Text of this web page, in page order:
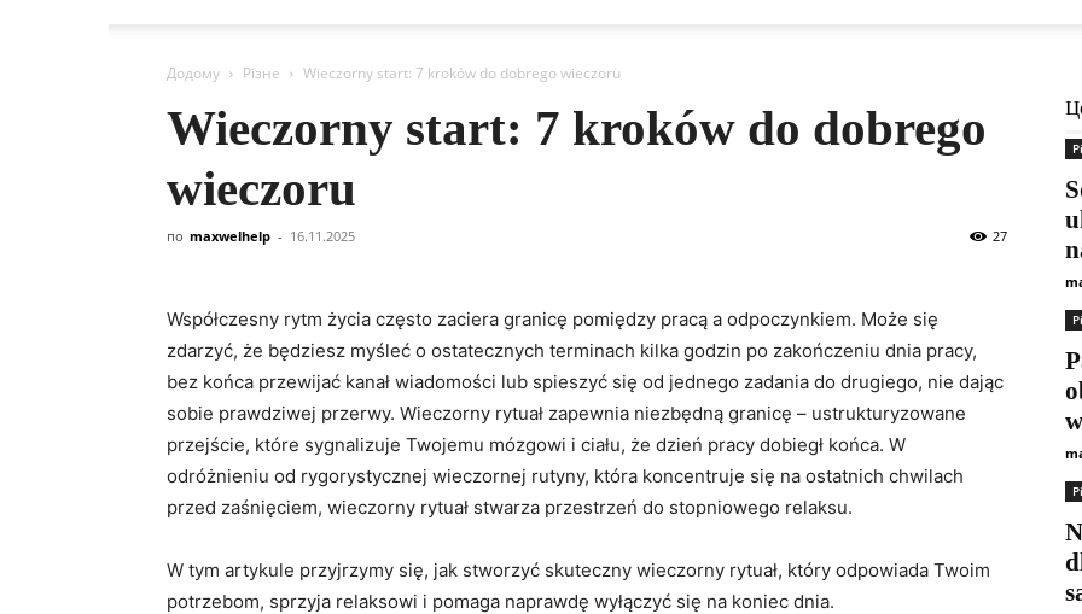
Додому Різне Wieczorny start: 7 kroków do dobrego wieczoru
Wieczorny start: 7 kroków do dobrego
wieczoru
по maxwelhelp - 16.11.2025 27
Współczesny rytm życia często zaciera granicę pomiędzy pracą a odpoczynkiem. Może się
zdarzyć, że będziesz myśleć o ostatecznych terminach kilka godzin po zakończeniu dnia pracy,
bez końca przewijać kanał wiadomości lub spieszyć się od jednego zadania do drugiego, nie dając
sobie prawdziwej przerwy. Wieczorny rytuał zapewnia niezbędną granicę – ustrukturyzowane
przejście, które sygnalizuje Twojemu mózgowi i ciału, że dzień pracy dobiegł końca. W
odróżnieniu od rygorystycznej wieczornej rutyny, która koncentruje się na ostatnich chwilach
przed zaśnięciem, wieczorny rytuał stwarza przestrzeń do stopniowego relaksu.
W tym artykule przyjrzymy się, jak stworzyć skuteczny wieczorny rytuał, który odpowiada Twoim
potrzebom, sprzyja relaksowi i pomaga naprawdę wyłączyć się na koniec dnia.